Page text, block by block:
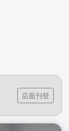
店面刊登